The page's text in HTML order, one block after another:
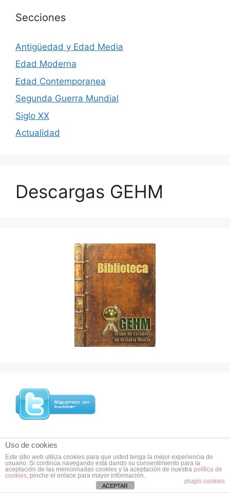
Secciones
Antigüedad y Edad Media
Edad Moderna
Edad Contemporanea
Segunda Guerra Mundial
Siglo XX
Actualidad
Descargas GEHM
Uso de cookies
Este sitio web utiliza cookies para que usted tenga la mejor experiencia de
usuario. Si continúa navegando está dando su consentimiento para la
aceptación de las mencionadas cookies y la aceptación de nuestra política de
cookies, pinche el enlace para mayor información.
plugin cookies
ACEPTAR